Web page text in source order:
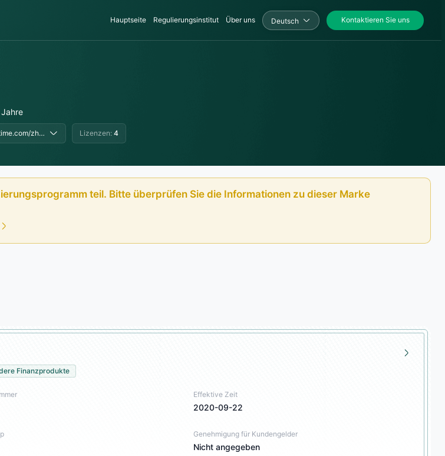
Hauptseite Regulierungsinstitut Über uns Deutsch Kontaktieren Sie uns
https://www.cn-forextime.com/zh?utm_source=fxeye.com&utm_medium=text-link&utm_campaign=en-official-website&utm_blocka=mediabuy&utm_term=profilepage, https://www.fxtmchina.com/zh?utm_source=fxeye.com&utm_medium=text_link&utm_campaign=en-official-website&utm_blocka=mediabuy&utm_term=profilepage, http://www.ftmforextime.com/ Lizenzen: 4
teil. Bitte überprüfen Sie die Informationen zu dieser Marke
Finanzprodukte
Effektive Zeit
2020-09-22
Genehmigung für Kundengelder
Nicht angegeben